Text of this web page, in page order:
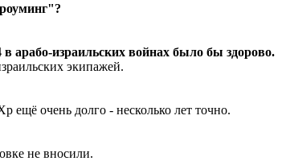
арабо-израильских войнах было бы здорово.
экипажей.
ещё очень долго - несколько лет точно.
не вносили.